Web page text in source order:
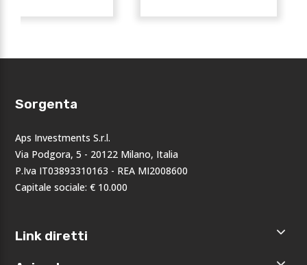
Sorgenta
Aps Investments S.r.l.
Via Podgora, 5 - 20122 Milano, Italia
P.Iva IT03893310163 - REA MI2008600
Capitale sociale: € 10.000
Link diretti
Home